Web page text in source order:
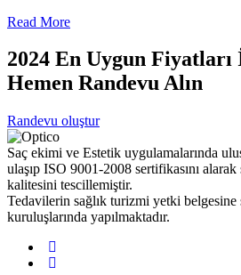
Read More
2024 En Uygun Fiyatları
Hemen Randevu Alın
Randevu oluştur
Saç ekimi ve Estetik uygulamalarında
ulaşıp ISO 9001-2008 sertifikasını
kalitesini tescillemiştir.
Tedavilerin sağlık turizmi yetki belgesine
kuruluşlarında yapılmaktadır.